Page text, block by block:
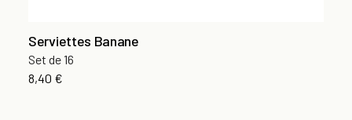
Serviettes Banane
Set de 16
8,40 €